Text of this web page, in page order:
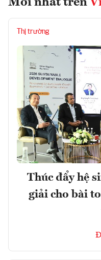
Mới nhất trên
Thị trường
Thúc đẩy hệ
giải cho bài